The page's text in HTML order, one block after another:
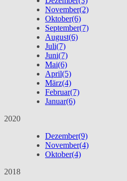
November(2)
Oktober(6)
September(7)
August(6)
Juli(7)
Juni(7)
Mai(6)
April(5)
März(4)
Februar(7)
Januar(6)
2020
Dezember(9)
November(4)
Oktober(4)
2018